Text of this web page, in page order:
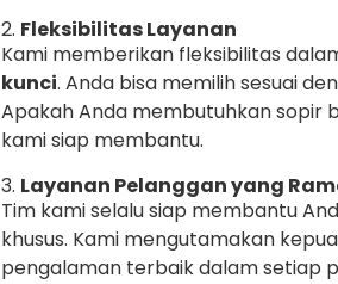
2. Fleksibilitas Layanan
Kami memberikan fleksibilitas
kunci. Anda bisa memilih sesuai
Apakah Anda membutuhkan sopir
kami siap membantu.
3. Layanan Pelanggan yang
Tim kami selalu siap membantu
khusus. Kami mengutamakan
pengalaman terbaik dalam setiap